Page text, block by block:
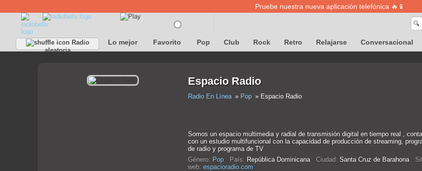
Pruebe nuestra nueva aplicación telefónica 🔥📱
🔍
Radio
aleatoria
Lo mejor Favorito Pop Club Rock Retro Relajarse Conversacional
Espacio Radio
Radio En Línea Pop Espacio Radio
Somos un espacio multimedia y radial de transmisión digital en tiempo real ,
con un estudio multifuncional con la capacidad de producción de streaming,
de radio y programa de TV
Género: Pop País: República Dominicana Ciudad: Santa Cruz de Barahona
web: espacioradio.com